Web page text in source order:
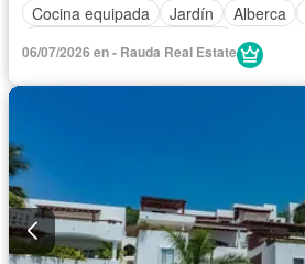
Cocina equipada
Jardín Alberca
06/07/2026 en - Rauda Real Estate